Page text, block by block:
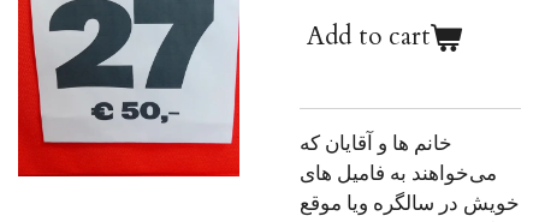
Add to cart
خانم ها و آقایان که
می‌خواهند به فامیل های
خویش در سالگره ویا موقع